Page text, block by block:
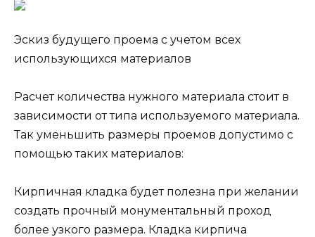
Эскиз будущего проема с учетом всех
использующихся материалов
Расчет количества нужного материала стоит в
зависимости от типа используемого материала.
Так уменьшить размеры проемов допустимо с
помощью таких материалов:
Кирпичная кладка будет полезна при желании
создать прочный монументальный проход
более узкого размера. Кладка кирпича